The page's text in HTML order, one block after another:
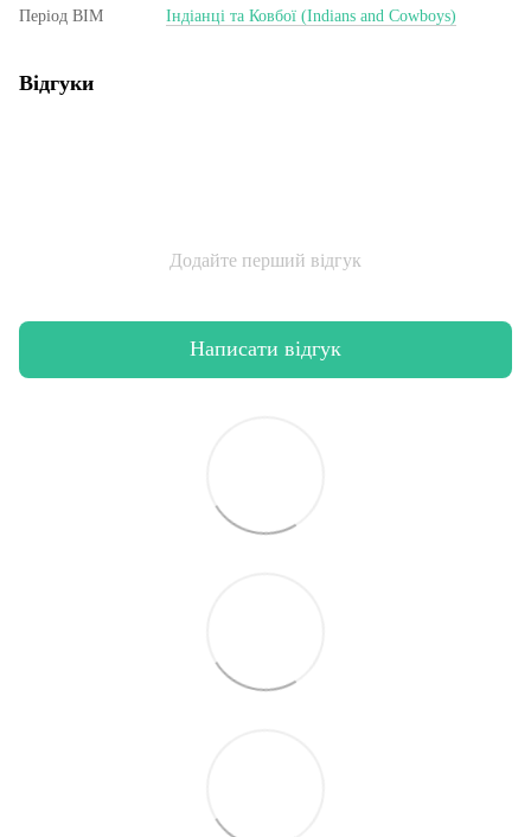
Період ВІМ Індіанці та Ковбої (Indians and Cowboys)
Відгуки
Додайте перший відгук
Написати відгук